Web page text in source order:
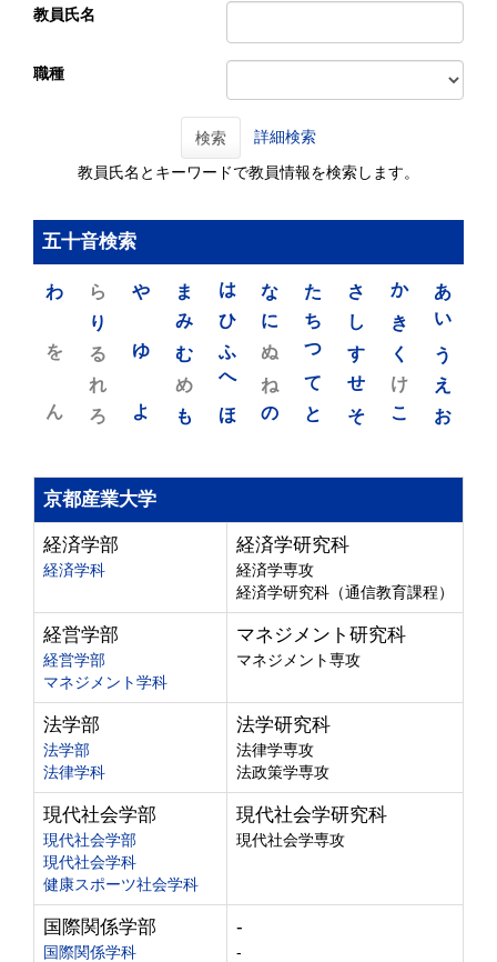
教員氏名
職種
検索 詳細検索
教員氏名とキーワードで教員情報を検索します。
五十音検索
あ
い
う
え
お
か
き
く
け
こ
さ
し
す
せ
そ
た
ち
つ
て
と
な
に
ぬ
ね
の
は
ひ
ふ
へ
ほ
ま
み
む
め
も
や
ゆ
よ
ら
り
る
れ
ろ
わ
を
ん
京都産業大学
経済学部
経済学科
経済学研究科
経済学専攻
経済学研究科（通信教育課程）
経営学部
経営学部
マネジメント学科
マネジメント研究科
マネジメント専攻
法学部
法学部
法律学科
法学研究科
法律学専攻
法政策学専攻
現代社会学部
現代社会学部
現代社会学科
健康スポーツ社会学科
現代社会学研究科
現代社会学専攻
国際関係学部
国際関係学科
-
-